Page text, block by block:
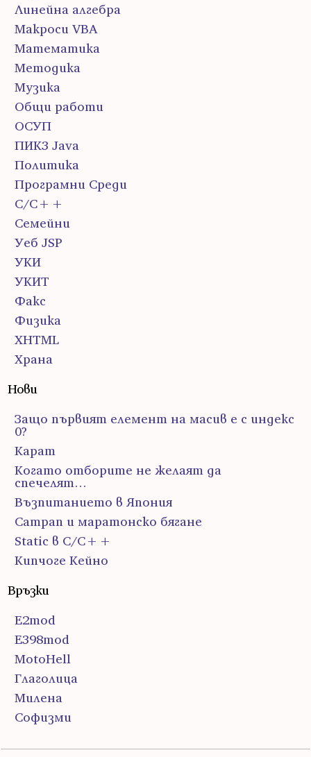
Линейна алгебра
Макроси VBA
Математика
Методика
Музика
Общи работи
ОСУП
ПИК3 Java
Политика
Програмни Среди
С/С++
Семейни
Уеб JSP
УКИ
УКИТ
Факс
Физика
ХHTML
Храна
Нови
Защо първият елемент на масив е с индекс
0?
Карат
Когато отборите не желаят да
спечелят…
Възпитанието в Япония
Сатрап и маратонско бягане
Static в C/C++
Кипчоге Кейно
Връзки
E2mod
E398mod
MotoHell
Глаголица
Милена
Софизми